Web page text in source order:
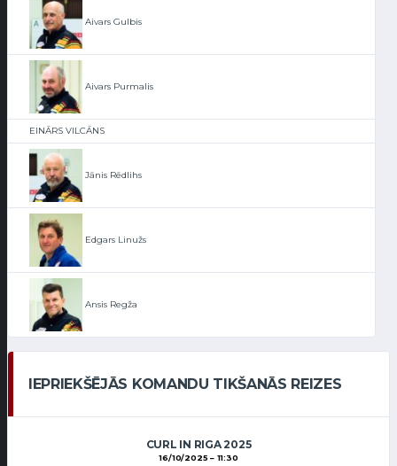
Aivars Gulbis
Aivars Purmalis
EINĀRS VILCĀNS
Jānis Rēdlihs
Edgars Linužs
Ansis Regža
IEPRIEKŠĒJĀS KOMANDU TIKŠANĀS REIZES
CURL IN RIGA 2025
16/10/2025 11:30